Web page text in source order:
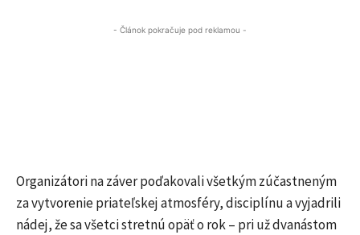
- Článok pokračuje pod reklamou -
Organizátori na záver poďakovali všetkým zúčastneným
za vytvorenie priateľskej atmosféry, disciplínu a vyjadrili
nádej, že sa všetci stretnú opäť o rok – pri už dvanástom